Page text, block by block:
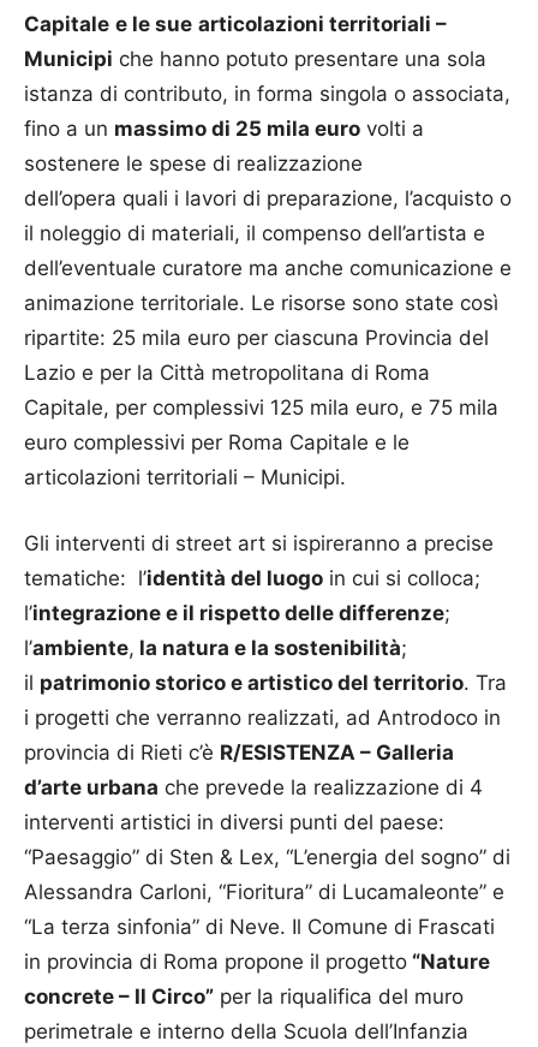
Capitale e le sue articolazioni territoriali –
Municipi che hanno potuto presentare una sola
istanza di contributo, in forma singola o associata,
fino a un massimo di 25 mila euro volti a
sostenere le spese di realizzazione
dell’opera quali i lavori di preparazione, l’acquisto o
il noleggio di materiali, il compenso dell’artista e
dell’eventuale curatore ma anche comunicazione e
animazione territoriale. Le risorse sono state così
ripartite: 25 mila euro per ciascuna Provincia del
Lazio e per la Città metropolitana di Roma
Capitale, per complessivi 125 mila euro, e 75 mila
euro complessivi per Roma Capitale e le
articolazioni territoriali – Municipi.
Gli interventi di street art si ispireranno a precise
tematiche: l’identità del luogo in cui si colloca;
l’integrazione e il rispetto delle differenze;
l’ambiente, la natura e la sostenibilità;
il patrimonio storico e artistico del territorio. Tra
i progetti che verranno realizzati, ad Antrodoco in
provincia di Rieti c’è R/ESISTENZA – Galleria
d’arte urbana che prevede la realizzazione di 4
interventi artistici in diversi punti del paese:
“Paesaggio” di Sten & Lex, “L’energia del sogno” di
Alessandra Carloni, “Fioritura” di Lucamaleonte” e
“La terza sinfonia” di Neve. Il Comune di Frascati
in provincia di Roma propone il progetto “Nature
concrete – Il Circo” per la riqualifica del muro
perimetrale e interno della Scuola dell’Infanzia